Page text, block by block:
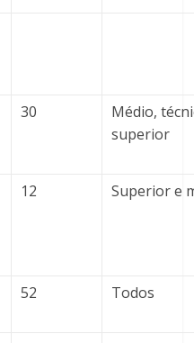
30
Médio,
superior
12 Superior e
52 Todos